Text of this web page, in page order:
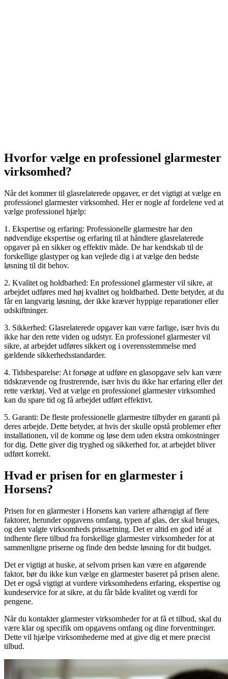
Hvorfor vælge en professionel glarmester
virksomhed?
Når det kommer til glasrelaterede opgaver, er det vigtigt at vælge en
professionel glarmester virksomhed. Her er nogle af fordelene ved at
vælge professionel hjælp:
1. Ekspertise og erfaring: Professionelle glarmestre har den
nødvendige ekspertise og erfaring til at håndtere glasrelaterede
opgaver på en sikker og effektiv måde. De har kendskab til de
forskellige glastyper og kan vejlede dig i at vælge den bedste
løsning til dit behov.
2. Kvalitet og holdbarhed: En professionel glarmester vil sikre, at
arbejdet udføres med høj kvalitet og holdbarhed. Dette betyder, at du
får en langvarig løsning, der ikke kræver hyppige reparationer eller
udskiftninger.
3. Sikkerhed: Glasrelaterede opgaver kan være farlige, især hvis du
ikke har den rette viden og udstyr. En professionel glarmester vil
sikre, at arbejdet udføres sikkert og i overensstemmelse med
gældende sikkerhedsstandarder.
4. Tidsbesparelse: At forsøge at udføre en glasopgave selv kan være
tidskrævende og frustrerende, især hvis du ikke har erfaring eller det
rette værktøj. Ved at vælge en professionel glarmester virksomhed
kan du spare tid og få arbejdet udført effektivt.
5. Garanti: De fleste professionelle glarmestre tilbyder en garanti på
deres arbejde. Dette betyder, at hvis der skulle opstå problemer efter
installationen, vil de komme og løse dem uden ekstra omkostninger
for dig. Dette giver dig tryghed og sikkerhed for, at arbejdet bliver
udført korrekt.
Hvad er prisen for en glarmester i
Horsens?
Prisen for en glarmester i Horsens kan variere afhængigt af flere
faktorer, herunder opgavens omfang, typen af glas, der skal bruges,
og den valgte virksomheds prissætning. Det er altid en god idé at
indhente flere tilbud fra forskellige glarmester virksomheder for at
sammenligne priserne og finde den bedste løsning for dit budget.
Det er vigtigt at huske, at selvom prisen kan være en afgørende
faktor, bør du ikke kun vælge en glarmester baseret på prisen alene.
Det er også vigtigt at vurdere virksomhedens erfaring, ekspertise og
kundeservice for at sikre, at du får både kvalitet og værdi for
pengene.
Når du kontakter glarmester virksomheder for at få et tilbud, skal du
være klar og specifik om opgavens omfang og dine forventninger.
Dette vil hjælpe virksomhederne med at give dig et mere præcist
tilbud.